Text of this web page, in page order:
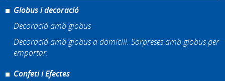
Globus i decoració
Decoració amb globus
Decoració amb globus a domicili. Sorpreses amb globus per
emportar.
Confeti i Efectes